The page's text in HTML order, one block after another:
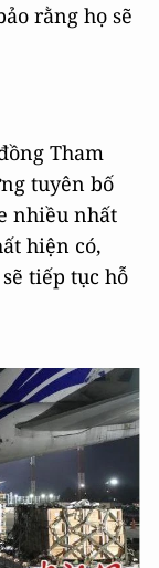
rằng họ sẽ
Tham
tuyên bố
nhiều nhất
hiện có,
tiếp tục hỗ